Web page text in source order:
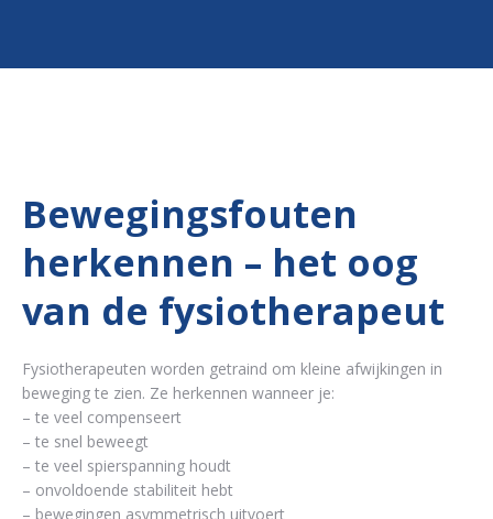
Bewegingsfouten
herkennen – het oog
van de fysiotherapeut
Fysiotherapeuten worden getraind om kleine afwijkingen in
beweging te zien. Ze herkennen wanneer je:
– te veel compenseert
– te snel beweegt
– te veel spierspanning houdt
– onvoldoende stabiliteit hebt
– bewegingen asymmetrisch uitvoert